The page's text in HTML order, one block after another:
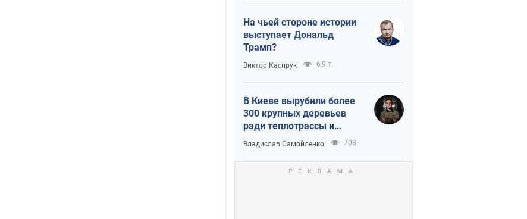
На чьей стороне истории
выступает Дональд
Трамп?
Виктор Каспрук 6,9 т.
В Киеве вырубили более
300 крупных деревьев
ради теплотрассы и
вопреки Генплану
Владислав Самойленко 708